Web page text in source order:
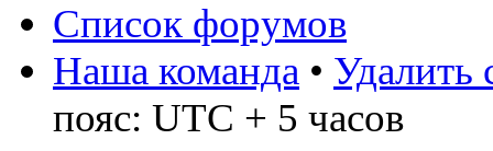
Список форумов
Наша команда • Удалить
пояс: UTC + 5 часов